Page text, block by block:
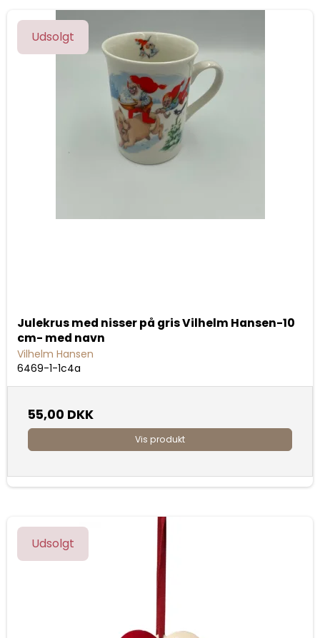
Udsolgt
Julekrus med nisser på gris Vilhelm Hansen-10
cm- med navn
Vilhelm Hansen
6469-1-1c4a
55,00 DKK
Vis produkt
Udsolgt